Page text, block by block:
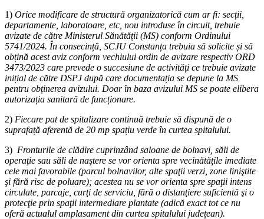
1) Orice modificare de structură organizatorică cum ar fi: secții,
departamente, laboratoare, etc, nou introduse în circuit, trebuie
avizate de către Ministerul Sănătății (MS) conform Ordinului
5741/2024. În consecință, SCJU Constanța trebuia să solicite și să
obțină acest aviz conform vechiului ordin de avizare respectiv ORD
3473/2023 care prevede o succesiune de activități ce trebuie avizate
inițial de către DSPJ după care documentația se depune la MS
pentru obținerea avizului. Doar în baza avizului MS se poate elibera
autorizația sanitară de funcționare.
2) Fiecare pat de spitalizare continuă trebuie să dispună de o
suprafață aferentă de 20 mp spațiu verde în curtea spitalului.
3) Fronturile de clădire cuprinzând saloane de bolnavi, săli de
operaţie sau săli de naştere se vor orienta spre vecinătăţile imediate
cele mai favorabile (parcul bolnavilor, alte spaţii verzi, zone liniştite
şi fără risc de poluare); acestea nu se vor orienta spre spaţii intens
circulate, parcaje, curţi de serviciu, fără o distanţiere suficientă şi o
protecţie prin spaţii intermediare plantate (adică exact tot ce nu
oferă actualul amplasament din curtea spitalului județean).